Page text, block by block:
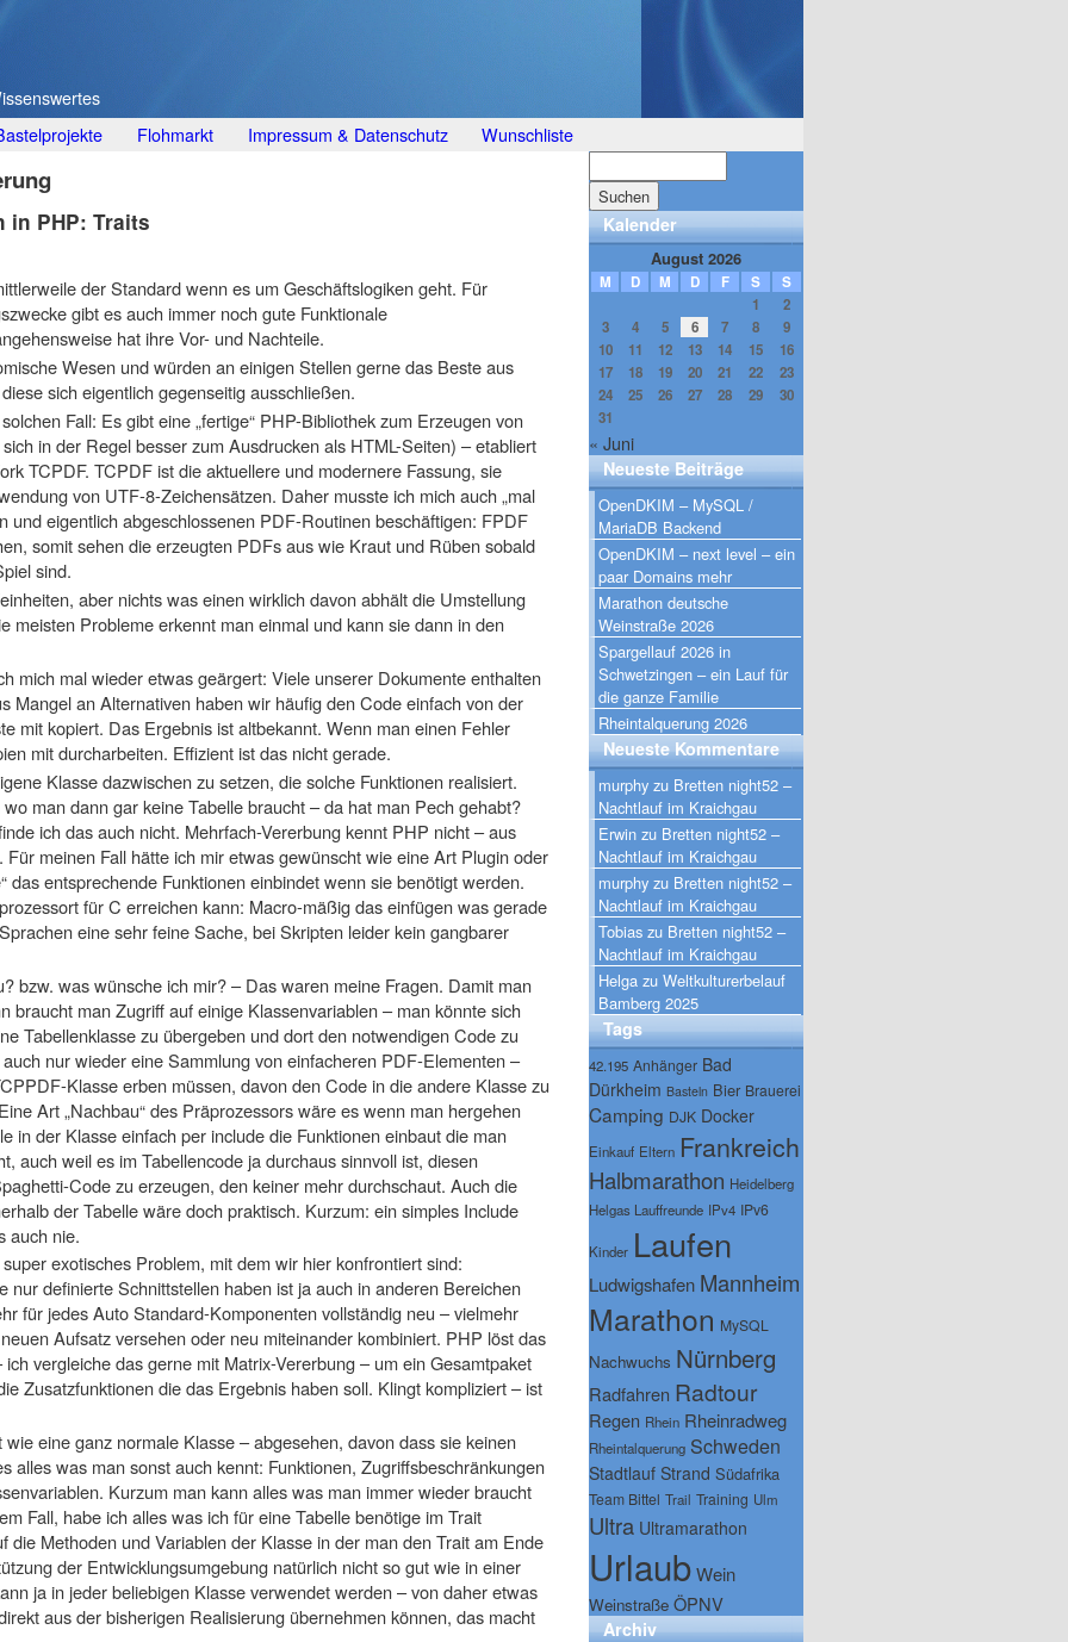
Flohmarkt Impressum & Datenschutz Wunschliste
in PHP: Traits
der Standard wenn es um Geschäftslogiken geht. Für
gibt es auch immer noch gute Funktionale
hat ihre Vor- und Nachteile.
Wesen und würden an einigen Stellen gerne das Beste aus
sich eigentlich gegenseitig ausschließen.
Fall: Es gibt eine „fertige“ PHP-Bibliothek zum Erzeugen von
in der Regel besser zum Ausdrucken als HTML-Seiten) – etabliert
TCPDF. TCPDF ist die aktuellere und modernere Fassung, sie
von UTF-8-Zeichensätzen. Daher musste ich mich auch „mal
und eigentlich abgeschlossenen PDF-Routinen beschäftigen: FPDF
somit sehen die erzeugten PDFs aus wie Kraut und Rüben sobald
sind.
aber nichts was einen wirklich davon abhält die Umstellung
meisten Probleme erkennt man einmal und kann sie dann in den
mich mal wieder etwas geärgert: Viele unserer Dokumente enthalten
Mangel an Alternativen haben wir häufig den Code einfach von der
mit kopiert. Das Ergebnis ist altbekannt. Wenn man einen Fehler
mit durcharbeiten. Effizient ist das nicht gerade.
Klasse dazwischen zu setzen, die solche Funktionen realisiert.
man dann gar keine Tabelle braucht – da hat man Pech gehabt?
ich das auch nicht. Mehrfach-Vererbung kennt PHP nicht – aus
meinen Fall hätte ich mir etwas gewünscht wie eine Art Plugin oder
das entsprechende Funktionen einbindet wenn sie benötigt werden.
für C erreichen kann: Macro-mäßig das einfügen was gerade
eine sehr feine Sache, bei Skripten leider kein gangbarer
bzw. was wünsche ich mir? – Das waren meine Fragen. Damit man
braucht man Zugriff auf einige Klassenvariablen – man könnte sich
Tabellenklasse zu übergeben und dort den notwendigen Code zu
nur wieder eine Sammlung von einfacheren PDF-Elementen –
Klasse erben müssen, davon den Code in die andere Klasse zu
Art „Nachbau“ des Präprozessors wäre es wenn man hergehen
in der Klasse einfach per include die Funktionen einbaut die man
auch weil es im Tabellencode ja durchaus sinnvoll ist, diesen
Code zu erzeugen, den keiner mehr durchschaut. Auch die
der Tabelle wäre doch praktisch. Kurzum: ein simples Include
auch nie.
exotisches Problem, mit dem wir hier konfrontiert sind:
nur definierte Schnittstellen haben ist ja auch in anderen Bereichen
für jedes Auto Standard-Komponenten vollständig neu – vielmehr
Aufsatz versehen oder neu miteinander kombiniert. PHP löst das
vergleiche das gerne mit Matrix-Vererbung – um ein Gesamtpaket
Zusatzfunktionen die das Ergebnis haben soll. Klingt kompliziert – ist
eine ganz normale Klasse – abgesehen, davon dass sie keinen
alles was man sonst auch kennt: Funktionen, Zugriffsbeschränkungen
Kurzum man kann alles was man immer wieder braucht
Fall, habe ich alles was ich für eine Tabelle benötige im Trait
die Methoden und Variablen der Klasse in der man den Trait am Ende
der Entwicklungsumgebung natürlich nicht so gut wie in einer
ja in jeder beliebigen Klasse verwendet werden – von daher etwas
aus der bisherigen Realisierung übernehmen können, das macht
Kalender
August 2026
M D M D F S
S
1
2
3
4 5 6 7 8
9
10
11 12 13 14 15
16
17
18 19 20 21 22
23
24
25 26 27 28 29
30
31
« Juni
Neueste Beiträge
OpenDKIM – MySQL /
MariaDB Backend
OpenDKIM – next level – ein
paar Domains mehr
Marathon deutsche
Weinstraße 2026
Spargellauf 2026 in
Schwetzingen – ein Lauf für
die ganze Familie
Rheintalquerung 2026
Neueste Kommentare
murphy zu Bretten night52 –
Nachtlauf im Kraichgau
Erwin zu Bretten night52 –
Nachtlauf im Kraichgau
murphy zu Bretten night52 –
Nachtlauf im Kraichgau
Tobias zu Bretten night52 –
Nachtlauf im Kraichgau
Helga zu Weltkulturerbelauf
Bamberg 2025
Tags
42.195 Anhänger Bad
Dürkheim Basteln Bier Brauerei
Camping DJK Docker
Einkauf Eltern Frankreich
Halbmarathon Heidelberg
Helgas Lauffreunde IPv4 IPv6
Kinder Laufen
Ludwigshafen Mannheim
Marathon MySQL
Nachwuchs Nürnberg
Radfahren Radtour
Regen Rhein Rheinradweg
Rheintalquerung Schweden
Stadtlauf Strand Südafrika
Team Bittel Trail Training Ulm
Ultra Ultramarathon
UrlaubWein
Weinstraße ÖPNV
Archiv